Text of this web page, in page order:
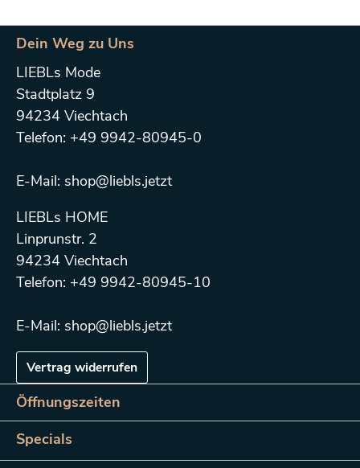
Dein Weg zu Uns
LIEBLs Mode
Stadtplatz 9
94234 Viechtach
Telefon: +49 9942-80945-0
E-Mail: shop@liebls.jetzt
LIEBLs HOME
Linprunstr. 2
94234 Viechtach
Telefon: +49 9942-80945-10
E-Mail: shop@liebls.jetzt
Vertrag widerrufen
Öffnungszeiten
Specials